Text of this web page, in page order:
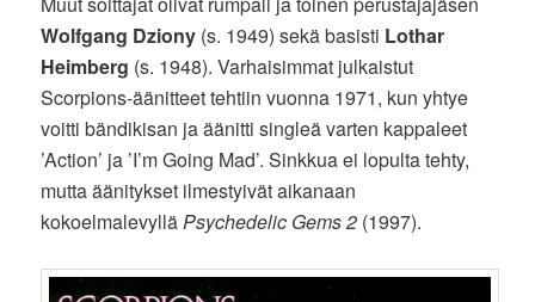
Wolfgang Dziony (s. 1949) sekä basisti Lothar
Heimberg (s. 1948). Varhaisimmat julkaistut
Scorpions-äänitteet tehtiin vuonna 1971, kun yhtye
voitti bändikisan ja äänitti singleä varten kappaleet
’Action’ ja ’I’m Going Mad’. Sinkkua ei lopulta tehty,
mutta äänitykset ilmestyivät aikanaan
kokoelmalevyllä Psychedelic Gems 2 (1997).